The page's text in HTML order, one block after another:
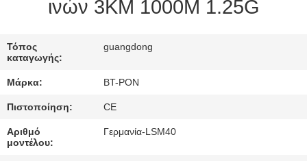
ΖΗΤΉΣΤΕ
ΈΝΑ
ΑΠΌΣΠΑΣΜΑ
SITEMAP
ινών 3KM 1000M 1.25G
Τόπος
καταγωγής:
guangdong
Μάρκα: BT-PON
Πιστοποίηση: CE
Αριθμό
μοντέλου:
Γερμανία-LSM40